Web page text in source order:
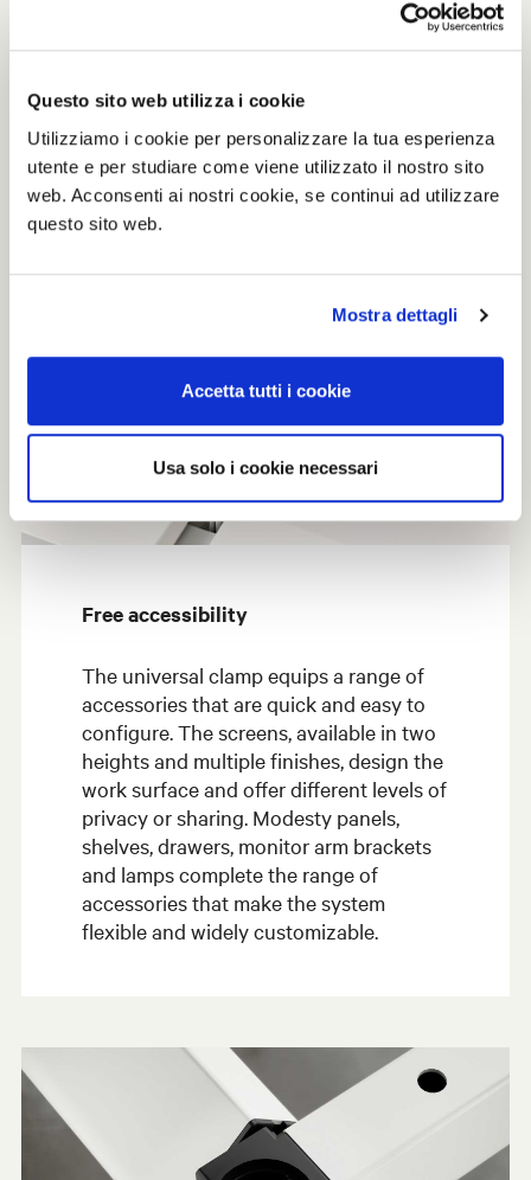
Questo sito web utilizza i cookie
Utilizziamo i cookie per personalizzare la tua esperienza
utente e per studiare come viene utilizzato il nostro sito
web. Acconsenti ai nostri cookie, se continui ad utilizzare
questo sito web.
Mostra dettagli
Accetta tutti i cookie
Usa solo i cookie necessari
Free accessibility
The universal clamp equips a range of
accessories that are quick and easy to
configure. The screens, available in two
heights and multiple finishes, design the
work surface and offer different levels of
privacy or sharing. Modesty panels,
shelves, drawers, monitor arm brackets
and lamps complete the range of
accessories that make the system
flexible and widely customizable.